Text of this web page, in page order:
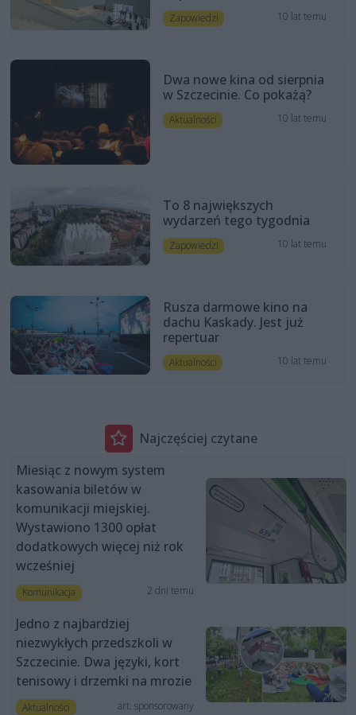
Zapowiedzi 10 lat temu
Dwa nowe kina od sierpnia
w Szczecinie. Co pokażą?
Aktualności 10 lat temu
To 8 największych
wydarzeń tego tygodnia
Zapowiedzi 10 lat temu
Rusza darmowe kino na
dachu Kaskady. Jest już
repertuar
Aktualności 10 lat temu
Najczęściej czytane
Miesiąc z nowym system
kasowania biletów w
komunikacji miejskiej.
Wystawiono 1300 opłat
dodatkowych więcej niż rok
wcześniej
Komunikacja 2 dni temu
Jedno z najbardziej
niezwykłych przedszkoli w
Szczecinie. Dwa języki, kort
tenisowy i drzemki na mrozie
Aktualności art. sponsorowany